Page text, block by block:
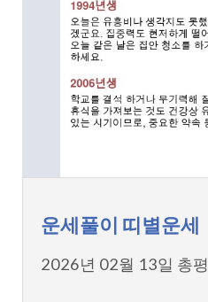
운세풀이 띠별운세
2026년 02월 13일 총평